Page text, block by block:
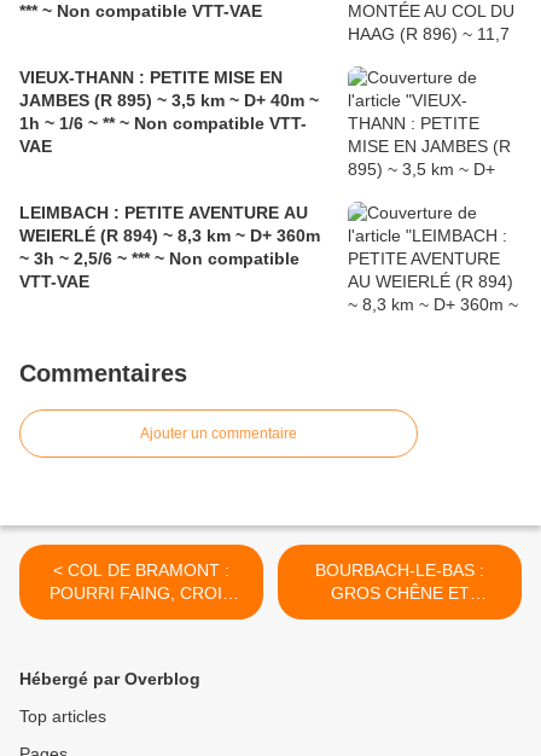
*** ~ Non compatible VTT-VAE
VIEUX-THANN : PETITE MISE EN
JAMBES (R 895) ~ 3,5 km ~ D+ 40m ~
1h ~ 1/6 ~ ** ~ Non compatible VTT-
VAE
LEIMBACH : PETITE AVENTURE AU
WEIERLÉ (R 894) ~ 8,3 km ~ D+ 360m
~ 3h ~ 2,5/6 ~ *** ~ Non compatible
VTT-VAE
Commentaires
Ajouter un commentaire
< COL DE BRAMONT :
POURRI FAING, CROIX
LOUIS ET VIEILLE
4/6 ~ *** ~ Non compatible
BOURBACH-LE-BAS :
GROS CHÊNE ET
KNAPPHUTTE (R 803) ~
Hébergé par Overblog
Top articles